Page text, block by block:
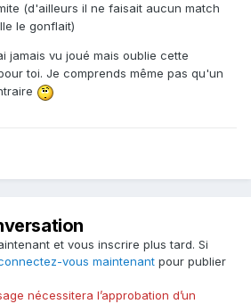
(d'ailleurs il ne faisait aucun match
le gonflait)
jamais vu joué mais oublie cette
toi. Je comprends même pas qu'un
et vous inscrire plus tard. Si
vous maintenant pour publier
nécessitera l’approbation d’un